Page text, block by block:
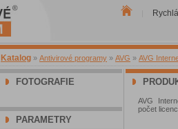
Katalog » Antivirové programy » AVG » AVG
FOTOGRAFIE
PARAMETRY
AVG
počet